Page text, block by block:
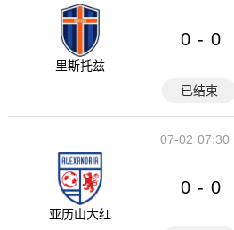
里斯托兹
0 - 0
已结束
07:30
07-02
亚历山大红
0 - 0